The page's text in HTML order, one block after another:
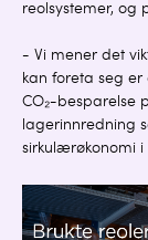
reolsystemer, og
- Vi mener det
kan foreta seg er
CO₂-besparelse
lagerinnredning
sirkulærøkonomi i